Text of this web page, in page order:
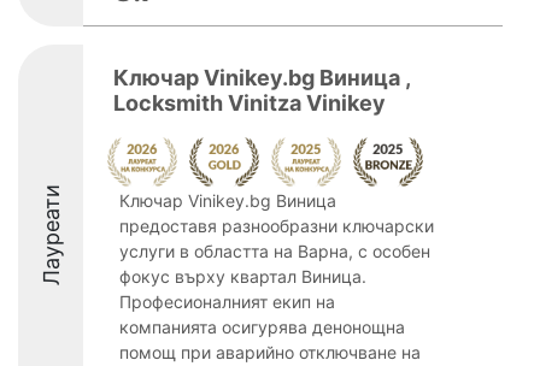
Лауреати
Ключар Vinikey.bg Виница ,
Locksmith Vinitza Vinikey
Ключар Vinikey.bg Виница
предоставя разнообразни ключарски
услуги в областта на Варна, с особен
фокус върху квартал Виница.
Професионалният екип на
компанията осигурява денонощна
помощ при аварийно отключване на